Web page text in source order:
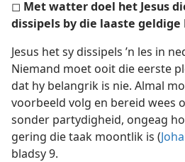
◻ Met watter doel het Jesus
dissipels by die laaste geldige
Jesus het sy dissipels ’n les in
Niemand moet ooit die eerste
dat hy belangrik is nie. Almal
voorbeeld volg en bereid wees
sonder partydigheid, ongeag
gering die taak moontlik is (
bladsy 9.